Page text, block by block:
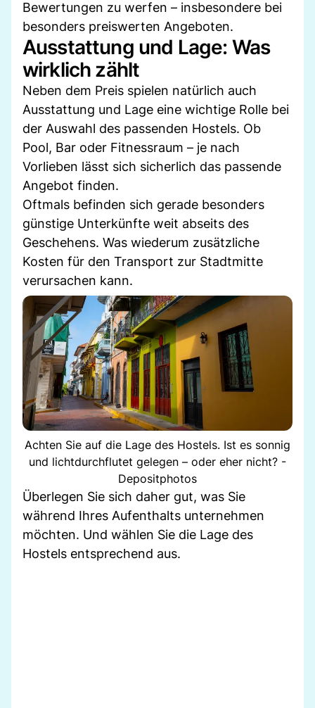
Bewertungen zu werfen – insbesondere bei
besonders preiswerten Angeboten.
Ausstattung und Lage: Was
wirklich zählt
Neben dem Preis spielen natürlich auch
Ausstattung und Lage eine wichtige Rolle bei
der Auswahl des passenden Hostels. Ob
Pool, Bar oder Fitnessraum – je nach
Vorlieben lässt sich sicherlich das passende
Angebot finden.
Oftmals befinden sich gerade besonders
günstige Unterkünfte weit abseits des
Geschehens. Was wiederum zusätzliche
Kosten für den Transport zur Stadtmitte
verursachen kann.
Achten Sie auf die Lage des Hostels. Ist es sonnig
und lichtdurchflutet gelegen – oder eher nicht? -
Depositphotos
Überlegen Sie sich daher gut, was Sie
während Ihres Aufenthalts unternehmen
möchten. Und wählen Sie die Lage des
Hostels entsprechend aus.